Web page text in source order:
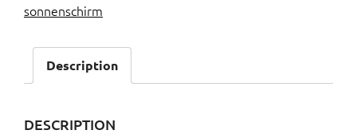
sonnenschirm
Description
DESCRIPTION